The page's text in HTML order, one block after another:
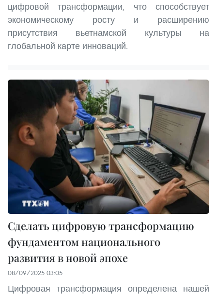
цифровой трансформации, что способствует
экономическому росту и расширению
присутствия вьетнамской культуры на
глобальной карте инноваций.
Сделать цифровую трансформацию
фундаментом национального
развития в новой эпохе
08/09/2025 03:05
Цифровая трансформация определена нашей